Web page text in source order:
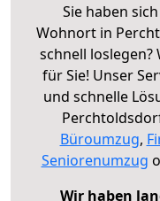
Sie haben
Wohnort in
schnell loslegen?
für Sie! Unser
und schnelle
Büroumzug,
Seniorenumzug
Wir haben